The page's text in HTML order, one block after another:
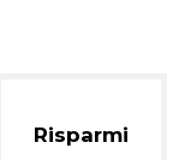
Risparmi